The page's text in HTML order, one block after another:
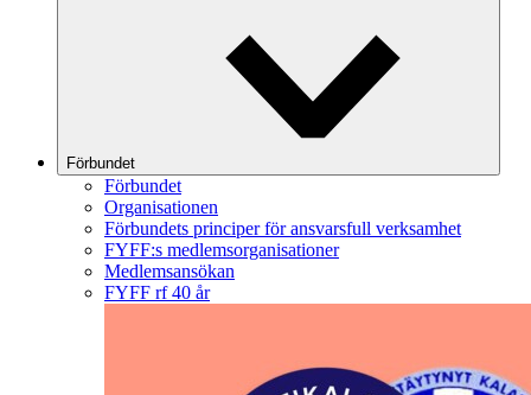
Förbundet
Förbundet
Organisationen
Förbundets principer för ansvarsfull verksamhet
FYFF:s medlemsorganisationer
Medlemsansökan
FYFF rf 40 år